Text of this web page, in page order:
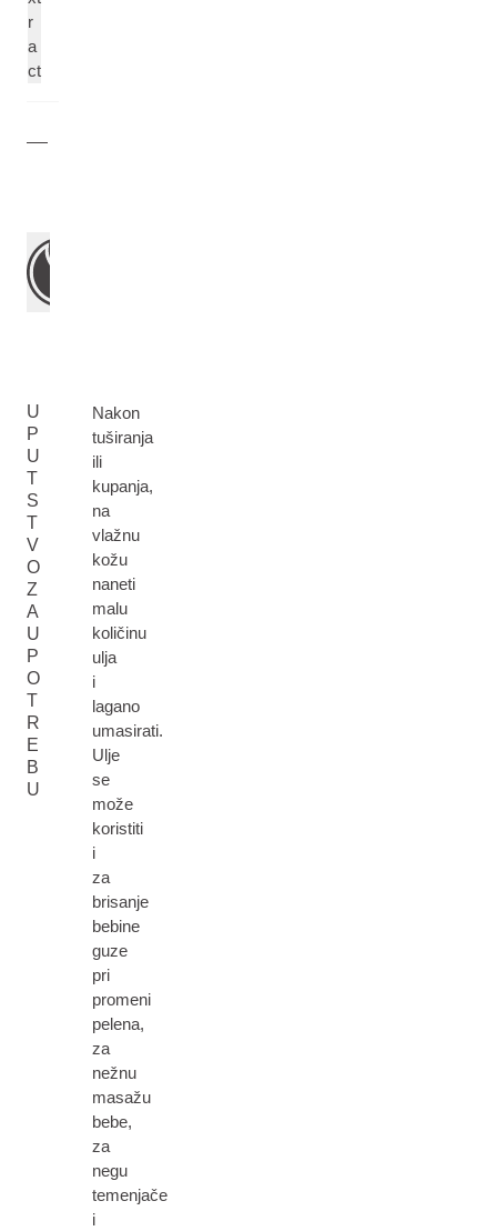
r
a
ct
U
P
U
T
S
T
V
O
Z
A
U
P
O
T
R
E
B
U
Nakon
tuširanja
ili
kupanja,
na
vlažnu
kožu
naneti
malu
količinu
ulja
i
lagano
umasirati.
Ulje
se
može
koristiti
i
za
brisanje
bebine
guze
pri
promeni
pelena,
za
nežnu
masažu
bebe,
za
negu
temenjače
i